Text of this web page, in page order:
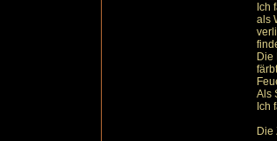
Ich
als
Die
Als
Ich
Die